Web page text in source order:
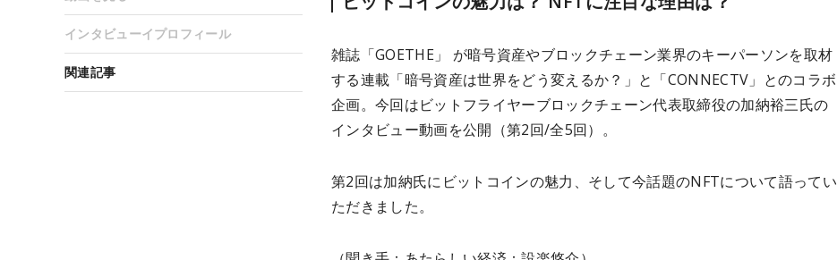
雑誌「GOETHE」 が暗号資産やブロックチェーン業界のキーパーソンを取材
する連載「暗号資産は世界をどう変えるか？」と「CONNECTV」とのコラボ
企画。今回はビットフライヤーブロックチェーン代表取締役の加納裕三氏の
インタビュー動画を公開（第2回/全5回）。
第2回は加納氏にビットコインの魅力、そして今話題のNFTについて語ってい
ただきました。
インタビューイプロフィール
関連記事